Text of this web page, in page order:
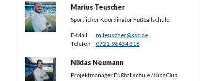
Marius Teuscher
Sportlicher Koordinator Fußballschule
E-Mail
m.teuscher@ksc.de
Telefon
0721-96434 316
Niklas Neumann
Projektmanager Fußballschule / KidsClub